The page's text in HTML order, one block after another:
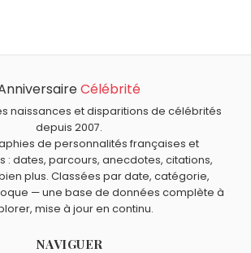
,Alix,Marvin le Martienet
Célébrité
naissances et disparitions de célébrités
depuis 2007.
de personnalités françaises et
: dates, parcours, anecdotes, citations,
plus. Classées par date, catégorie,
— une base de données complète à
mise à jour en continu.
NAVIGUER